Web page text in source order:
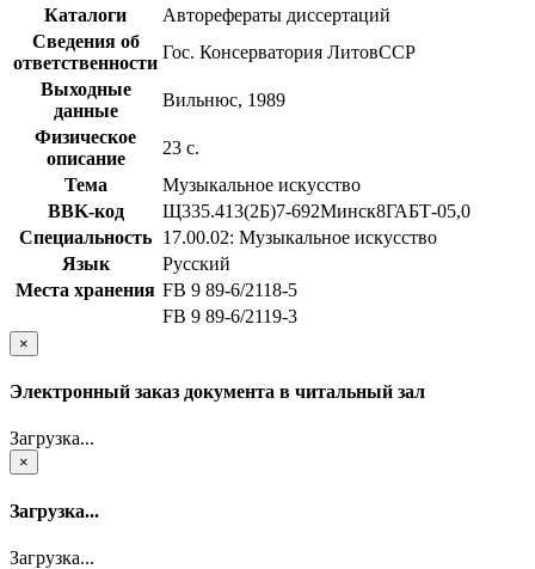
Каталоги
Авторефераты диссертаций
Сведения об
ответственности
Гос. Консерватория ЛитовССР
Выходные
данные
Вильнюс, 1989
Физическое
описание
23 с.
Тема
Музыкальное искусство
BBK-код
Щ335.413(2Б)7-692Минск8ГАБТ-05,0
Специальность 17.00.02: Музыкальное искусство
Язык
Русский
Места хранения FB 9 89-6/2118-5
FB 9 89-6/2119-3
×
Электронный заказ документа в читальный зал
Загрузка...
×
Загрузка...
Загрузка...